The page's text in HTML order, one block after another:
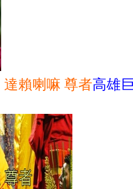
達賴喇嘛 尊者高雄